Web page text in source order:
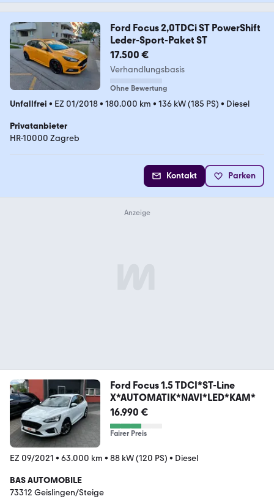
Ford Focus 2,0TDCi ST PowerShift
Leder-Sport-Paket ST
17.500 €
Verhandlungsbasis
Ohne Bewertung
Unfallfrei • EZ 01/2018• 180.000 km • 136 kW (185 PS) • Diesel
Privatanbieter
HR-10000 Zagreb
Kontakt Parken
Ford Focus 1.5 TDCI*ST-Line
X*AUTOMATIK*NAVI*LED*KAM*
16.990 €
Fairer Preis
EZ 09/2021 • 63.000 km • 88 kW (120 PS) • Diesel
BAS AUTOMOBILE
73312 Geislingen/Steige